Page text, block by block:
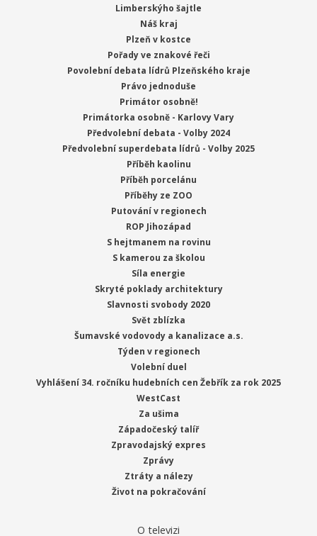
Limberskýho šajtle
Náš kraj
Plzeň v kostce
Pořady ve znakové řeči
Povolební debata lídrů Plzeňského kraje
Právo jednoduše
Primátor osobně!
Primátorka osobně - Karlovy Vary
Předvolební debata - Volby 2024
Předvolební superdebata lídrů - Volby 2025
Příběh kaolinu
Příběh porcelánu
Příběhy ze ZOO
Putování v regionech
ROP Jihozápad
S hejtmanem na rovinu
S kamerou za školou
Síla energie
Skryté poklady architektury
Slavnosti svobody 2020
Svět zblízka
Šumavské vodovody a kanalizace a.s.
Týden v regionech
Volební duel
Vyhlášení 34. ročníku hudebních cen Žebřík za rok 2025
WestCast
Za ušima
Západočeský talíř
Zpravodajský expres
Zprávy
Ztráty a nálezy
Život na pokračování
O televizi